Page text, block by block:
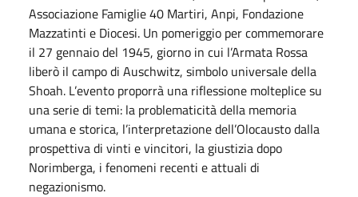
Associazione Famiglie 40 Martiri, Anpi, Fondazione
Mazzatinti e Diocesi. Un pomeriggio per commemorare
il 27 gennaio del 1945, giorno in cui l’Armata Rossa
liberò il campo di Auschwitz, simbolo universale della
Shoah. L’evento proporrà una riflessione molteplice su
una serie di temi: la problematicità della memoria
umana e storica, l’interpretazione dell’Olocausto dalla
prospettiva di vinti e vincitori, la giustizia dopo
Norimberga, i fenomeni recenti e attuali di
negazionismo.